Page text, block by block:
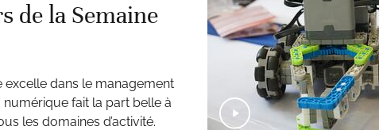
de la Semaine
dans le management
fait la part belle à
les domaines d’activité.